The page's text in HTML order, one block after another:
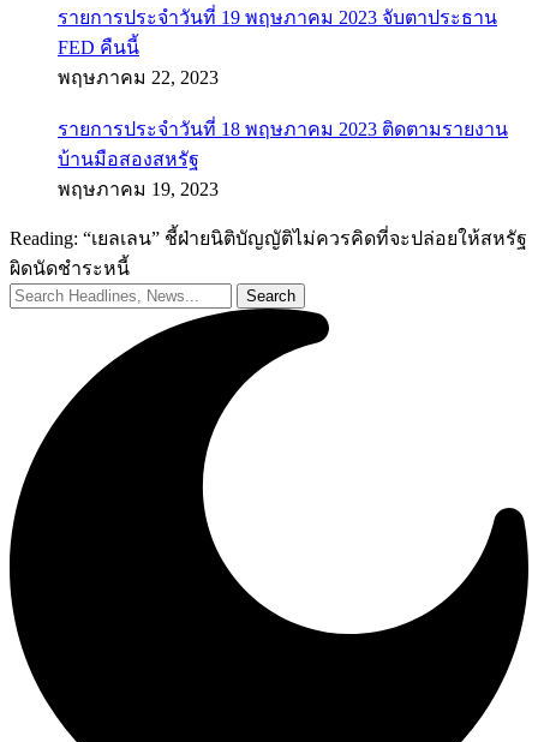
รายการประจำวันที่ 19 พฤษภาคม 2023 จับตาประธาน
FED คืนนี้
พฤษภาคม 22, 2023
รายการประจำวันที่ 18 พฤษภาคม 2023 ติดตามรายงาน
บ้านมือสองสหรัฐ
พฤษภาคม 19, 2023
Reading: “เยลเลน” ชี้ฝ่ายนิติบัญญัติไม่ควรคิดที่จะปล่อยให้สหรัฐ
ผิดนัดชำระหนี้